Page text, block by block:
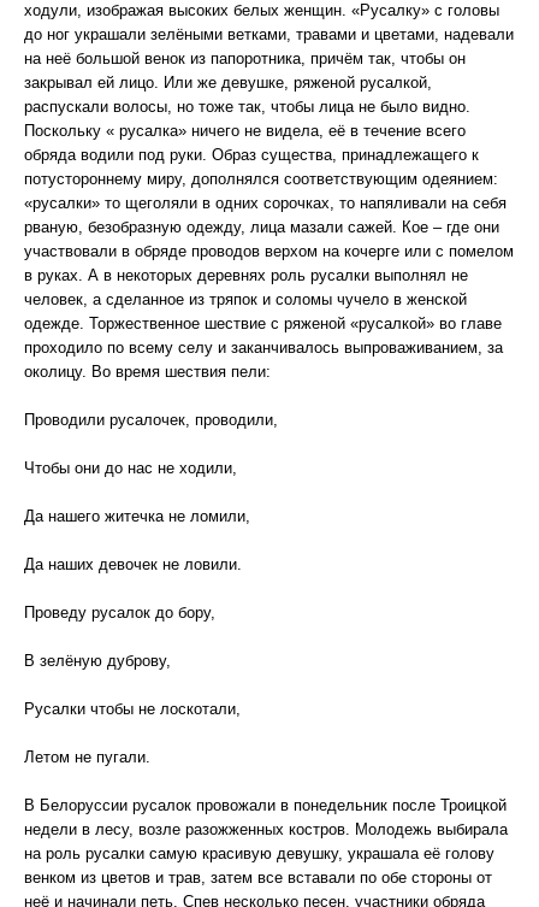
ходули, изображая высоких белых женщин. «Русалку» с головы
до ног украшали зелёными ветками, травами и цветами, надевали
на неё большой венок из папоротника, причём так, чтобы он
закрывал ей лицо. Или же девушке, ряженой русалкой,
распускали волосы, но тоже так, чтобы лица не было видно.
Поскольку « русалка» ничего не видела, её в течение всего
обряда водили под руки. Образ существа, принадлежащего к
потустороннему миру, дополнялся соответствующим одеянием:
«русалки» то щеголяли в одних сорочках, то напяливали на себя
рваную, безобразную одежду, лица мазали сажей. Кое – где они
участвовали в обряде проводов верхом на кочерге или с помелом
в руках. А в некоторых деревнях роль русалки выполнял не
человек, а сделанное из тряпок и соломы чучело в женской
одежде. Торжественное шествие с ряженой «русалкой» во главе
проходило по всему селу и заканчивалось выпроваживанием, за
околицу. Во время шествия пели:
Проводили русалочек, проводили,
Чтобы они до нас не ходили,
Да нашего житечка не ломили,
Да наших девочек не ловили.
Проведу русалок до бору,
В зелёную дуброву,
Русалки чтобы не лоскотали,
Летом не пугали.
В Белоруссии русалок провожали в понедельник после Троицкой
недели в лесу, возле разожженных костров. Молодежь выбирала
на роль русалки самую красивую девушку, украшала её голову
венком из цветов и трав, затем все вставали по обе стороны от
неё и начинали петь. Спев несколько песен, участники обряда